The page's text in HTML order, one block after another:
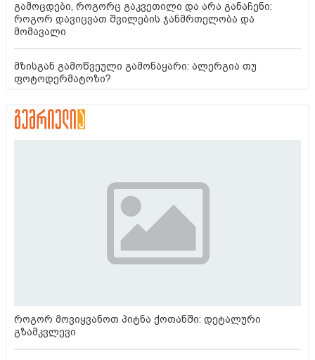
გამოცდები, როგორც გაკვეთილი და არა განაჩენი:
როგორ დავიცვათ შვილების ჯანმრთელობა და
მომავალი
მზისგან გამოწვეული გამონაყარი: ალერგია თუ
ფოტოდერმატოზი?
როგორ მოვიყვანოთ პიტნა ქოთანში: დეტალური
გზამკვლევი